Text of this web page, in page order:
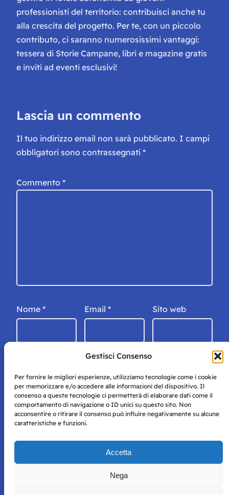
Gestisci Consenso
Per fornire le migliori esperienze, utilizziamo tecnologie come i cookie
per memorizzare e/o accedere alle informazioni del dispositivo. Il
consenso a queste tecnologie ci permetterà di elaborare dati come il
comportamento di navigazione o ID unici su questo sito. Non
acconsentire o ritirare il consenso può influire negativamente su alcune
caratteristiche e funzioni.
Accetta
Nega
professionisti del territorio: contribuisci anche tu
alla crescita del progetto. Per te, con un piccolo
contributo, ci saranno numerosissimi vantaggi:
tessera di Storie Campane, libri e magazine gratis
e inviti ad eventi esclusivi!
Lascia un commento
Il tuo indirizzo email non sarà pubblicato. I campi
obbligatori sono contrassegnati *
Commento *
Nome * Email * Sito web
Storie di Napoli è una testata registrata presso il tribunale di
per mero scopo didattico e informativo.